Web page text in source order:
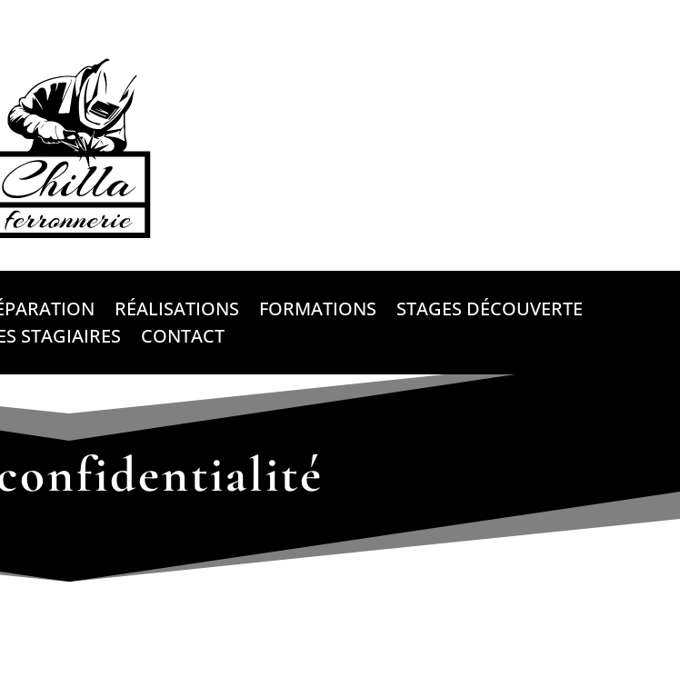
RÉALISATIONS FORMATIONS
STAGES DÉCOUVERTE
STAGIAIRES
CONTACT